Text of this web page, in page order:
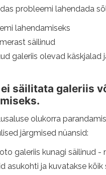
probleemi lahendada
lahendamiseks
säilinud
galeriis olevad käskjalad
säilitata galeriis
olukorra
järgmised nüansid:
galeriis kunagi säilinud
asukohti ja kuvatakse